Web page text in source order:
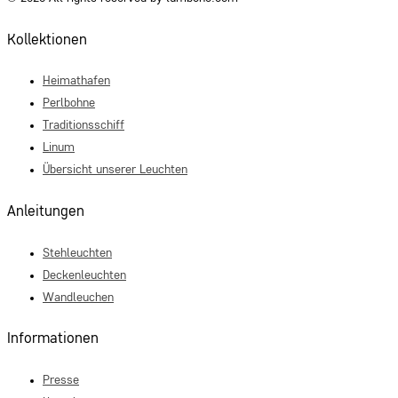
Kollektionen
Heimathafen
Perlbohne
Traditionsschiff
Linum
Übersicht unserer Leuchten
Anleitungen
Stehleuchten
Deckenleuchten
Wandleuchen
Informationen
Presse